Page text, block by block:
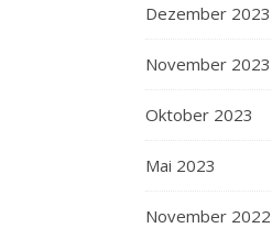
Dezember 2023
November 2023
Oktober 2023
Mai 2023
November 2022